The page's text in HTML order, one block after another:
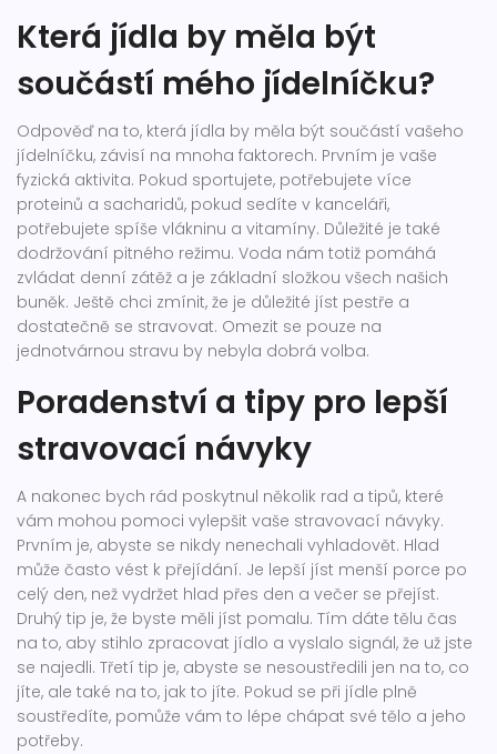
Která jídla by měla být
součástí mého jídelníčku?
Odpověď na to, která jídla by měla být součástí vašeho
jídelníčku, závisí na mnoha faktorech. Prvním je vaše
fyzická aktivita. Pokud sportujete, potřebujete více
proteinů a sacharidů, pokud sedíte v kanceláři,
potřebujete spíše vlákninu a vitamíny. Důležité je také
dodržování pitného režimu. Voda nám totiž pomáhá
zvládat denní zátěž a je základní složkou všech našich
buněk. Ještě chci zmínit, že je důležité jíst pestře a
dostatečně se stravovat. Omezit se pouze na
jednotvárnou stravu by nebyla dobrá volba.
Poradenství a tipy pro lepší
stravovací návyky
A nakonec bych rád poskytnul několik rad a tipů, které
vám mohou pomoci vylepšit vaše stravovací návyky.
Prvním je, abyste se nikdy nenechali vyhladovět. Hlad
může často vést k přejídání. Je lepší jíst menší porce po
celý den, než vydržet hlad přes den a večer se přejíst.
Druhý tip je, že byste měli jíst pomalu. Tím dáte tělu čas
na to, aby stihlo zpracovat jídlo a vyslalo signál, že už jste
se najedli. Třetí tip je, abyste se nesoustředili jen na to, co
jíte, ale také na to, jak to jíte. Pokud se při jídle plně
soustředíte, pomůže vám to lépe chápat své tělo a jeho
potřeby.